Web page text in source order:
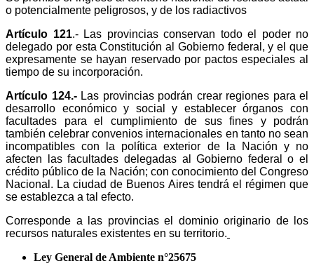
o potencialmente peligrosos, y de los radiactivos
Artículo 121.- Las provincias conservan todo el poder no
delegado por esta Constitución al Gobierno federal, y el que
expresamente se hayan reservado por pactos especiales al
tiempo de su incorporación.
Artículo 124.-Las provincias podrán crear regiones para el
desarrollo económico y social y establecer órganos con
facultades para el cumplimiento de sus fines y podrán
también celebrar convenios internacionales en tanto no sean
incompatibles con la política exterior de la Nación y no
afecten las facultades delegadas al Gobierno federal o el
crédito público de la Nación; con conocimiento del Congreso
Nacional. La ciudad de Buenos Aires tendrá el régimen que
se establezca a tal efecto.
Corresponde a las provincias el dominio originario de los
recursos naturales existentes en su territorio.
Ley General de Ambiente n°25675